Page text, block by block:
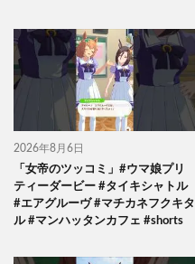
2026年8月6日
「女帝のツッコミ」#ウマ娘プリ
ティーダービー #タイキシャトル
#エアグルーヴ #マチカネフクキタ
ル #マンハッタンカフェ #shorts